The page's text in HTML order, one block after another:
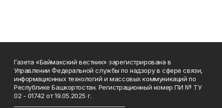
Газета «Баймакский вестник» зарегистрирована в
Управлении Федеральной службы по надзору в сфере связи,
информационных технологий и массовых коммуникаций по
Республике Башкортостан. Регистрационный номер ПИ № ТУ
02 - 01742 от 19.05.2025 г.